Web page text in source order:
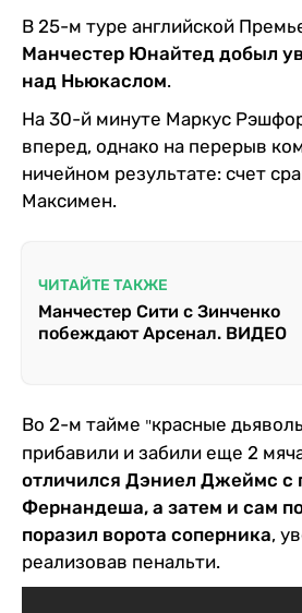
Букмекеры
Казино
В 25-м туре английской
Манчестер Юнайтед добыл
над Ньюкаслом.
На 30-й минуте Маркус
вперед, однако на перерыв
ничейном результате: счет
Максимен.
ЧИТАЙТЕ ТАКЖЕ
Манчестер Сити с Зинченко
побеждают Арсенал. ВИДЕО
Во 2-м тайме "красные
прибавили и забили еще 2
отличился Дэниел Джеймс с
Фернандеша, а затем и сам
поразил ворота соперника,
реализовав пенальти.